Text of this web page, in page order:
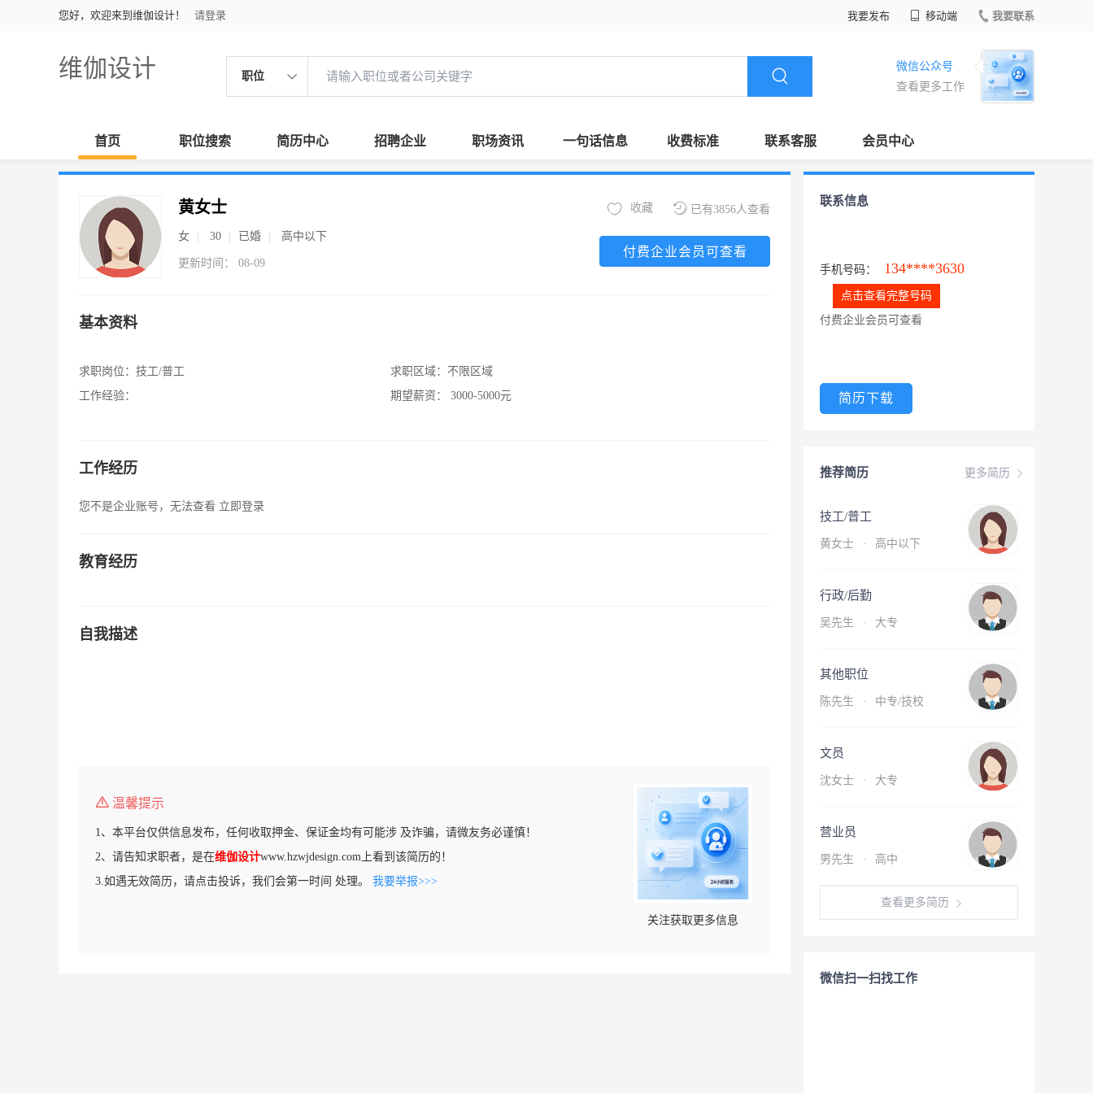
您好，欢迎来到维伽设计！ 请登录 我要发布 移动端 我要联系
维伽设计 职位
微信公众号
查看更多工作
首页 职位搜索 简历中心 招聘企业 职场资讯 一句话信息 收费标准 联系客服 会员中心
黄女士
女 30 已婚 高中以下
更新时间： 08-09
已有3856人查看
收藏
付费企业会员可查看
基本资料
求职岗位： 技工/普工
工作经验：
求职区域： 不限区域
期望薪资：
3000-5000元
工作经历
您不是企业账号，无法查看 立即登录
教育经历
自我描述
温馨提示
1、本平台仅供信息发布，任何收取押金、保证金均有可能涉 及诈骗，请微友务必谨慎！
2、请告知求职者，是在维伽设计www.hzwjdesign.com上看到该简历的！
3.如遇无效简历，请点击投诉，我们会第一时间 处理。 我要举报>>>
关注获取更多信息
联系信息
手机号码： 134****3630
点击查看完整号码
付费企业会员可查看
简历下载
更多简历
推荐简历
技工/普工
黄女士 · 高中以下
行政/后勤
吴先生 · 大专
其他职位
陈先生 · 中专/技校
文员
沈女士 · 大专
营业员
男先生 · 高中
查看更多简历
微信扫一扫找工作